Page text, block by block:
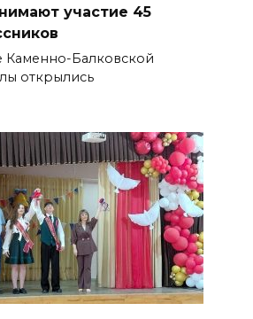
участие 45
Каменно-Балковской
открылись